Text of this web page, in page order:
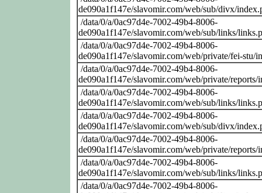
de090a1f147e/slavomir.com/web/sub/divx/
/data/0/a/0ac97d4e-7002-49b4-8006-
de090a1f147e/slavomir.com/web/sub/links/
/data/0/a/0ac97d4e-7002-49b4-8006-
de090a1f147e/slavomir.com/web/private/fei-stu/
/data/0/a/0ac97d4e-7002-49b4-8006-
de090a1f147e/slavomir.com/web/private/reports/
/data/0/a/0ac97d4e-7002-49b4-8006-
de090a1f147e/slavomir.com/web/sub/links/
/data/0/a/0ac97d4e-7002-49b4-8006-
de090a1f147e/slavomir.com/web/sub/divx/
/data/0/a/0ac97d4e-7002-49b4-8006-
de090a1f147e/slavomir.com/web/private/reports/
/data/0/a/0ac97d4e-7002-49b4-8006-
de090a1f147e/slavomir.com/web/sub/links/
/data/0/a/0ac97d4e-7002-49b4-8006-